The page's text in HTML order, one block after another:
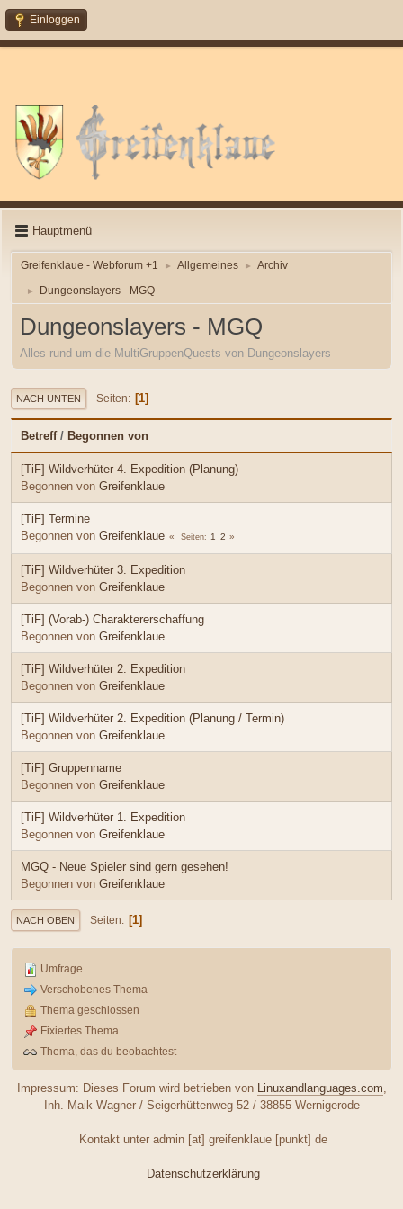
Einloggen
Hauptmenü
Greifenklaue - Webforum +1 ► Allgemeines ► Archiv
► Dungeonslayers - MGQ
Dungeonslayers - MGQ
Alles rund um die MultiGruppenQuests von Dungeonslayers
NACH UNTEN Seiten 1
Betreff/ Begonnen von
[TiF] Wildverhüter 4. Expedition (Planung)
Begonnen von Greifenklaue
[TiF] Termine
Begonnen von Greifenklaue Seiten 1 2
[TiF] Wildverhüter 3. Expedition
Begonnen von Greifenklaue
[TiF] (Vorab-) Charaktererschaffung
Begonnen von Greifenklaue
[TiF] Wildverhüter 2. Expedition
Begonnen von Greifenklaue
[TiF] Wildverhüter 2. Expedition (Planung / Termin)
Begonnen von Greifenklaue
[TiF] Gruppenname
Begonnen von Greifenklaue
[TiF] Wildverhüter 1. Expedition
Begonnen von Greifenklaue
MGQ - Neue Spieler sind gern gesehen!
Begonnen von Greifenklaue
NACH OBEN Seiten 1
Umfrage
Verschobenes Thema
Thema geschlossen
Fixiertes Thema
Thema, das du beobachtest
Impressum: Dieses Forum wird betrieben von Linuxandlanguages.com,
Inh. Maik Wagner / Seigerhüttenweg 52 / 38855 Wernigerode
Kontakt unter admin [at] greifenklaue [punkt] de
Datenschutzerklärung